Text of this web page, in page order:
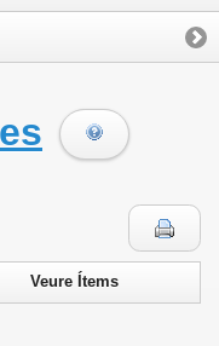
Veure Ítems